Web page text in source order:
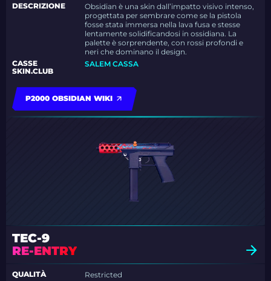
DESCRIZIONE
Obsidian è una skin dall’impatto visivo intenso,
progettata per sembrare come se la pistola
fosse stata immersa nella lava fusa e stesse
lentamente solidificandosi in ossidiana. La
palette è sorprendente, con rossi profondi e
neri che dominano il design.
CASSE
SKIN.CLUB
SALEM CASSA
P2000 OBSIDIAN WIKI
TEC-9
RE-ENTRY
QUALITÀ
Restricted